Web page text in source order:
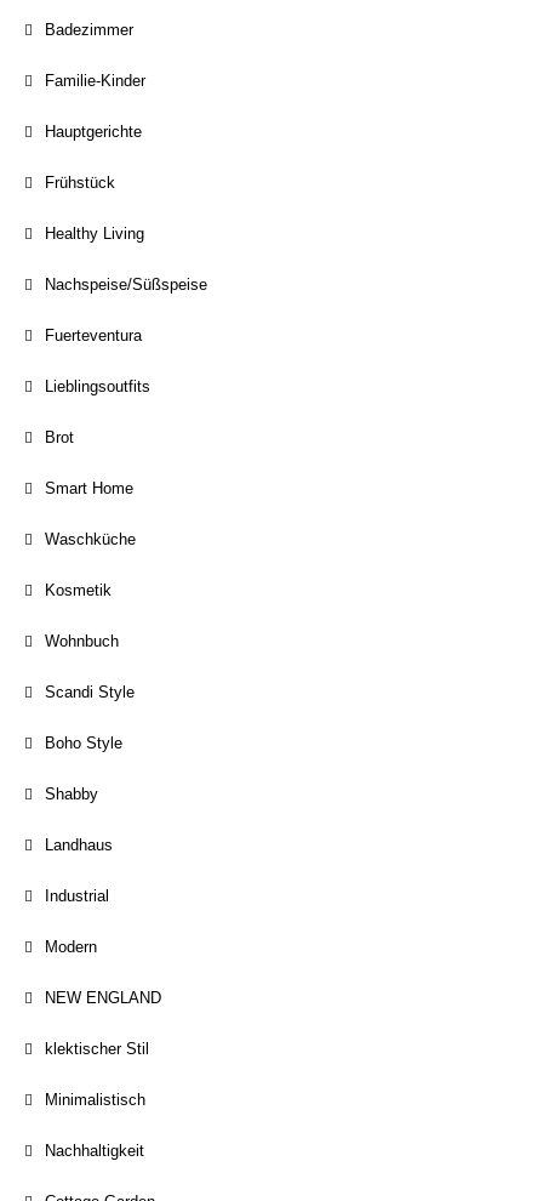
Badezimmer
Familie-Kinder
Hauptgerichte
Frühstück
Healthy Living
Nachspeise/Süßspeise
Fuerteventura
Lieblingsoutfits
Brot
Smart Home
Waschküche
Kosmetik
Wohnbuch
Scandi Style
Boho Style
Shabby
Landhaus
Industrial
Modern
NEW ENGLAND
klektischer Stil
Minimalistisch
Nachhaltigkeit